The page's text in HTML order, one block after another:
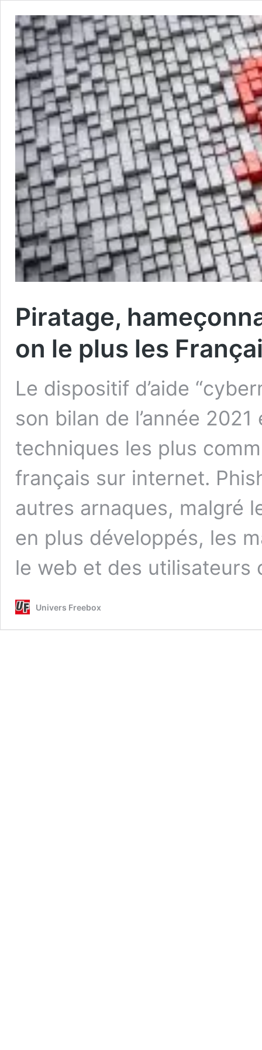
Piratage,
on le plus les
Le dispositif d’aide
son bilan de l’année
techniques les plus
français sur internet.
autres arnaques, malgré
en plus développés, les
le web et des
Univers Freebox